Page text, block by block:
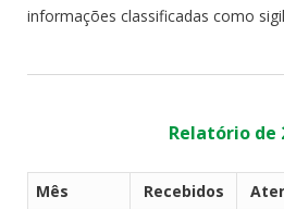
informações classificadas como
Relatório de
Mês Recebidos